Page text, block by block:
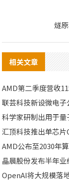
燧
相关文章
AMD第二季度营收
联芸科技新设微电
科学家研制出用于
汇顶科技推出单芯
AMD公布至2030年
晶晨股份发布半年
OpenAI将大规模落